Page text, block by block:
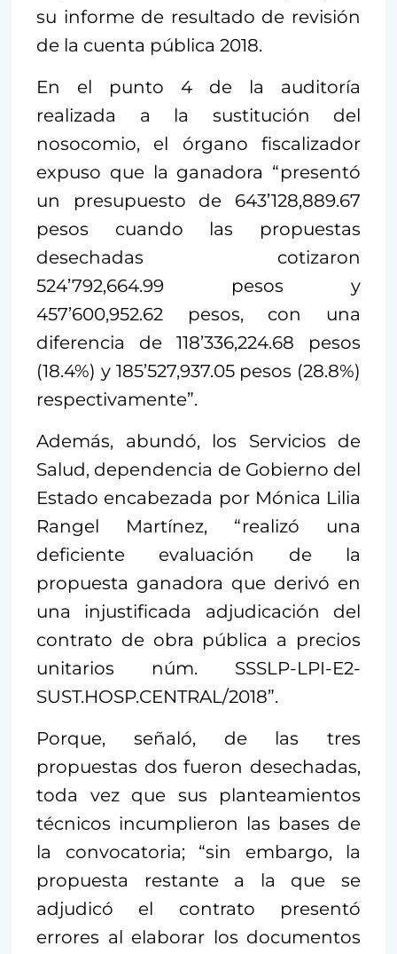
su informe de resultado de revisión
de la cuenta pública 2018.
En el punto 4 de la auditoría
realizada a la sustitución del
nosocomio, el órgano fiscalizador
expuso que la ganadora “presentó
un presupuesto de 643’128,889.67
pesos cuando las propuestas
desechadas cotizaron
524’792,664.99 pesos y
457’600,952.62 pesos, con una
diferencia de 118’336,224.68 pesos
(18.4%) y 185’527,937.05 pesos (28.8%)
respectivamente”.
Además, abundó, los Servicios de
Salud, dependencia de Gobierno del
Estado encabezada por Mónica Lilia
Rangel Martínez, “realizó una
deficiente evaluación de la
propuesta ganadora que derivó en
una injustificada adjudicación del
contrato de obra pública a precios
unitarios núm. SSSLP-LPI-E2-
SUST.HOSP.CENTRAL/2018”.
Porque, señaló, de las tres
propuestas dos fueron desechadas,
toda vez que sus planteamientos
técnicos incumplieron las bases de
la convocatoria; “sin embargo, la
propuesta restante a la que se
adjudicó el contrato presentó
errores al elaborar los documentos